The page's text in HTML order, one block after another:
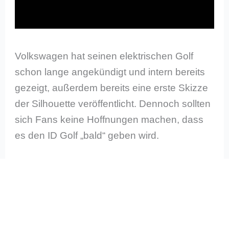
Volkswagen hat seinen elektrischen Golf
schon lange angekündigt und intern bereits
gezeigt, außerdem bereits eine erste Skizze
der Silhouette veröffentlicht. Dennoch sollten
sich Fans keine Hoffnungen machen, dass
es den ID Golf „bald“ geben wird.